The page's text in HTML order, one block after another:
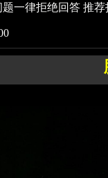
一律拒绝回答 推